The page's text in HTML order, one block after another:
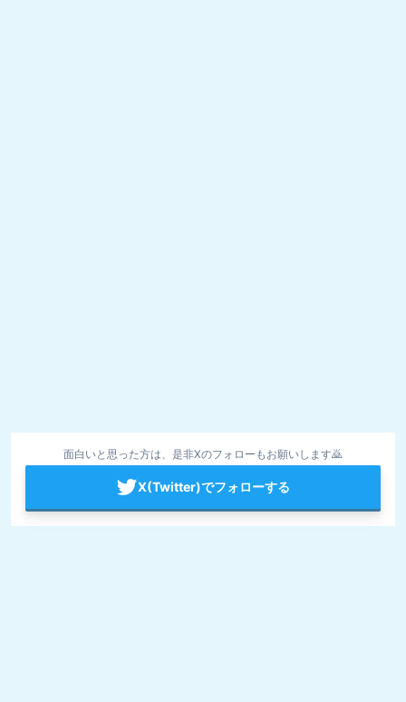
面白いと思った方は、是非Xのフォローもお願いします🙇
X(Twitter)でフォローする